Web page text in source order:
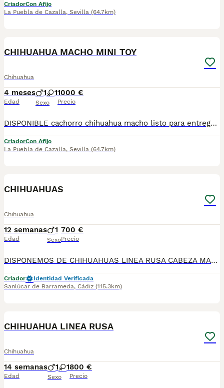
CriadorCon Afijo
La Puebla de Cazalla, Sevilla (64.7km)
CHIHUAHUA MACHO MINI TOY
Chihuahua
4 meses
Edad
1 1
Sexo
1000 €
Precio
DISPONIBLE cachorro chihuahua macho listo para entregarla miniatura toy tamaño muy pequeño . FOTOS REALES. Tiene muy buen carácter criado en entorno familiar cariñosos y muy jugueton ideal para compañías se entrega revisado por nuestro veterinario desparacitado con dos vacunas. enseñado hacer sus necesidades en empapadera se envia a todas españa más información por WhatsApp o llamadas 602212186 saludo
CriadorCon Afijo
La Puebla de Cazalla, Sevilla (64.7km)
CHIHUAHUAS
Chihuahua
12 semanas
Edad
1
Sexo
700 €
Precio
DISPONEMOS DE CHIHUAHUAS LINEA RUSA CABEZA MANZANA🍏PREGUNTAR DISPONIBILIDAD SE ENTREGAN CON PRIMERA VACUNA DESPARACITADO Y GARANTIA TENEMOS MUCHA VARIEDAD DE COLORES , BLUE, BLUE MERLE, ARLEQUIN MERLE CHOCOLATE, CHOCOLATE , NEGRO FUEGO, SABLE, BLANCO Y MERLE,LILAC PRECIOS DESDE 550€ ASTA 900€ QUIERES UN AMIGO FIEL? A QUE ESPERAS PA LLAMARNOS 624 08 20 74 ATIENDO MENSAJES, ENVIAMOS A TODA 🇪🇦 CRIADERO LOS PEQUES🇪🇦
Criador
Identidad Verificada
Sanlúcar de Barrameda, Cádiz (115.3km)
CHIHUAHUA LINEA RUSA
Chihuahua
14 semanas
Edad
1 1
Sexo
800 €
Precio